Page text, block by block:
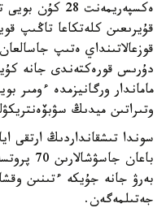
ەكسپەريمەنت
قۇيرىعىن كلەتكاعا تاڭىپ
قوزعالاتىنداي ەتىپ
دۇرىس قورەكتەندى جانە
ماماندار ورگانيزمدە ءومىر
وتىراتىن ميدىڭ
سوندا تىشقانداردىڭ ارتقى
باعان
بەرۋ جانە جۇيكە ءتىنىن
جەتىلمەگەن.